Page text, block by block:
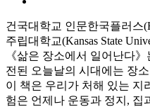
건국대학교 인문한국플러스
주립대학교(Kansas State
《삶은 장소에서 일어난다
전된 오늘날의 시대에는 장
이 책은 우리가 처해 있는 지
험은 언제나 운동과 정지, 집